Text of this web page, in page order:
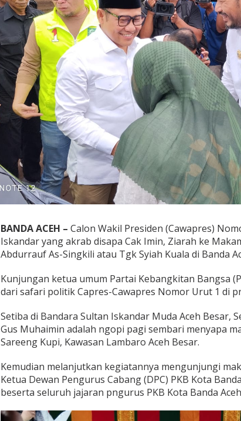
BANDA ACEH – Calon Wakil Presiden (Cawapres)
Iskandar yang akrab disapa Cak Imin, Ziarah ke
Abdurrauf As-Singkili atau Tgk Syiah Kuala di Banda
Kunjungan ketua umum Partai Kebangkitan Bangsa
dari safari politik Capres-Cawapres Nomor Urut 1 di
Setiba di Bandara Sultan Iskandar Muda Aceh Besar,
Gus Muhaimin adalah ngopi pagi sembari menyapa
Sareeng Kupi, Kawasan Lambaro Aceh Besar.
Kemudian melanjutkan kegiatannya mengunjungi
Ketua Dewan Pengurus Cabang (DPC) PKB Kota
beserta seluruh jajaran pngurus PKB Kota Banda